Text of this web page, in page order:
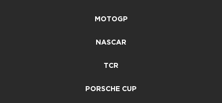
MOTOGP
NASCAR
TCR
PORSCHE CUP